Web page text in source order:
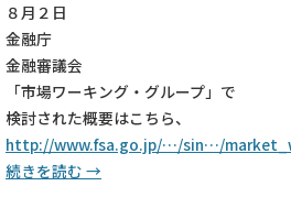
８月２日
金融庁
金融審議会
「市場ワーキング・グループ」で
検討された概要はこちら、
http://www.fsa.go.jp/…/sin…/
続きを読む →